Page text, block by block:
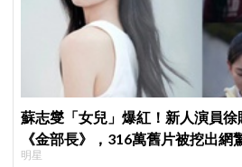
蘇志燮「女兒」爆紅！新人演員
《金部長》，316萬舊片被挖出網
明星